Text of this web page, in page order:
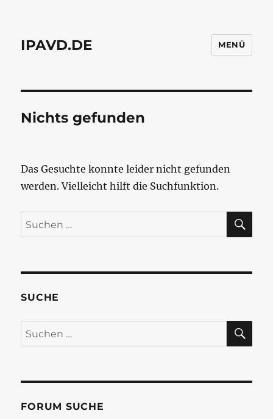
IPAVD.DE MENÜ
Nichts gefunden
Das Gesuchte konnte leider nicht gefunden
werden. Vielleicht hilft die Suchfunktion.
Suchen
nach:
SUCHE
Suchen
nach:
FORUM SUCHE